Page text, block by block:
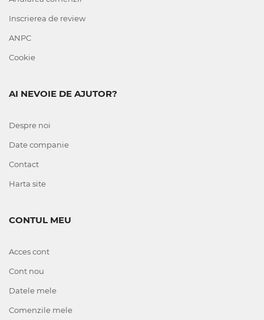
Inscrierea de review
ANPC
Cookie
AI NEVOIE DE AJUTOR?
Despre noi
Date companie
Contact
Harta site
CONTUL MEU
Acces cont
Cont nou
Datele mele
Comenzile mele